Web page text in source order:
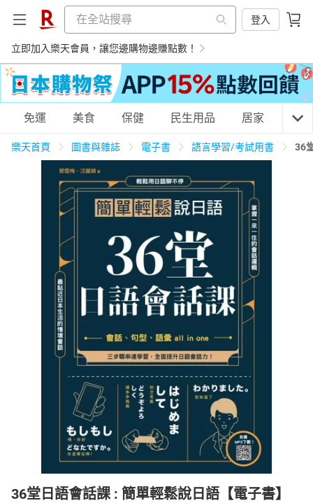
登入
立即加入樂天會員，讓您邊購物邊賺點數！
購物網分類
天天免運 美食蛋糕 養生保健 民生用品
居家生活 3C家電 運動休閒 親子玩具
男裝 化妝保養 情趣用品
電子/紙本書
HOT
免運 美食 保健 民生用品 居家 3C
樂天首頁 圖書與雜誌 電子書 語言學習/考試用書 36
36堂日語會話課 : 簡單輕鬆說日語【電子書】